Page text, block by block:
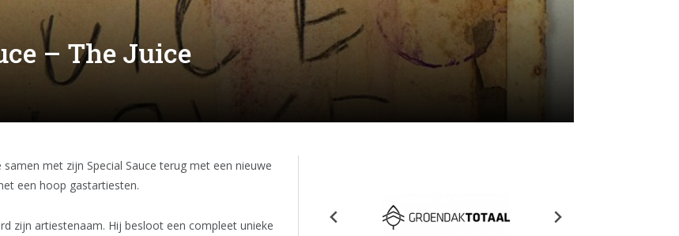
– The Juice
met zijn Special Sauce terug met een nieuwe
een hoop gastartiesten.
zijn artiestenaam. Hij besloot een compleet unieke